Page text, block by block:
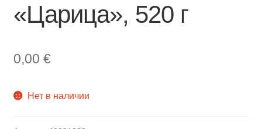
«Царица», 520 г
0,00 €
Нет в наличии